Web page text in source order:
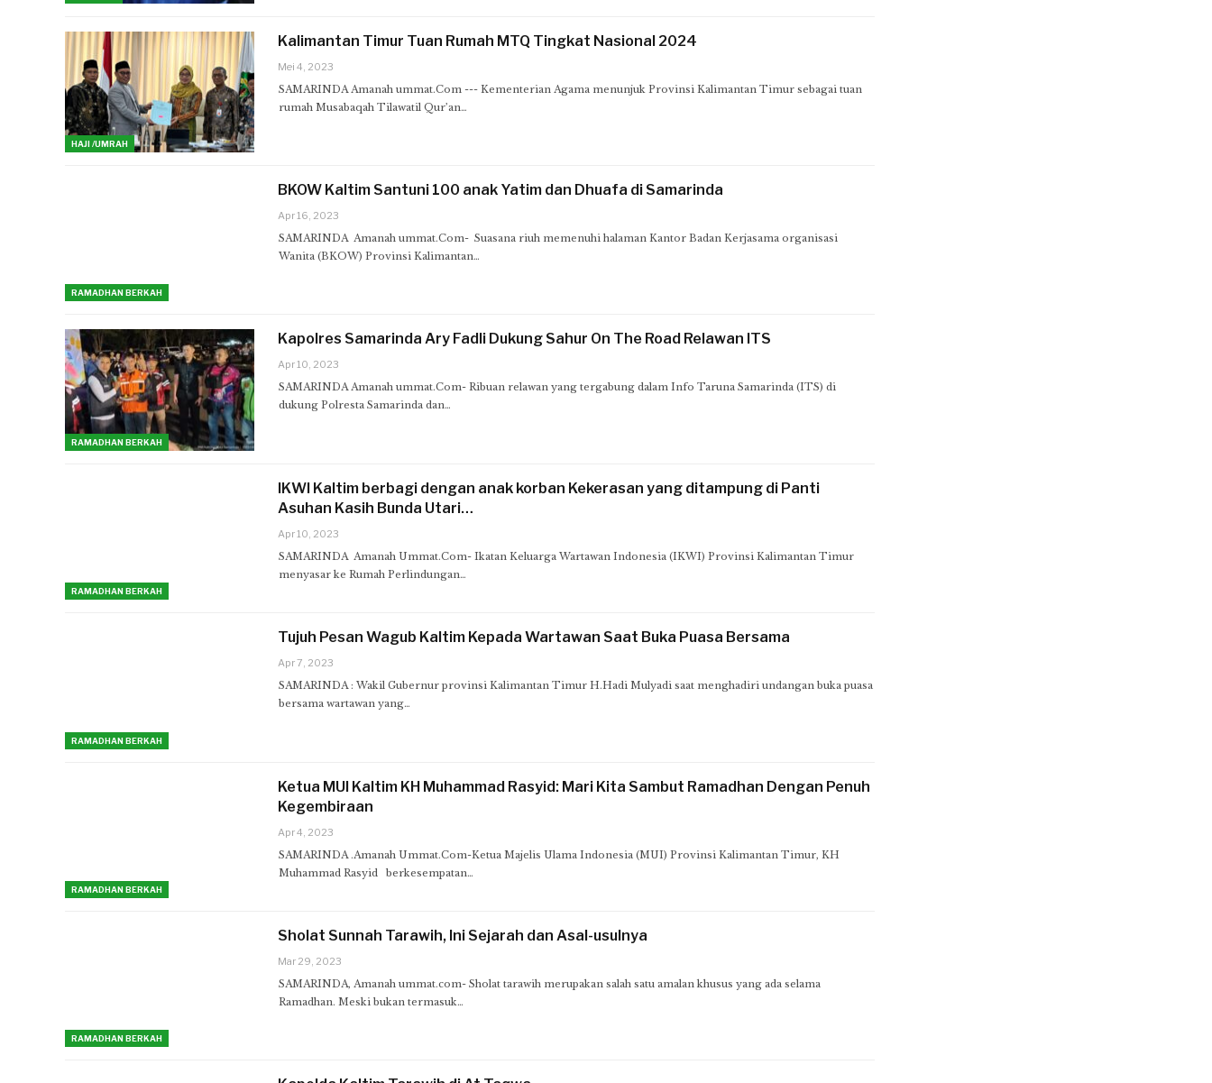
HAJI /UMRAH
Kalimantan Timur Tuan Rumah MTQ Tingkat Nasional 2024
Mei 4, 2023
SAMARINDA Amanah ummat.Com --- Kementerian Agama menunjuk Provinsi Kalimantan Timur sebagai tuan
rumah Musabaqah Tilawatil Qur’an…
RAMADHAN BERKAH
BKOW Kaltim Santuni 100 anak Yatim dan Dhuafa di Samarinda
Apr 16, 2023
SAMARINDA Amanah ummat.Com- Suasana riuh memenuhi halaman Kantor Badan Kerjasama organisasi
Wanita (BKOW) Provinsi Kalimantan…
RAMADHAN BERKAH
Kapolres Samarinda Ary Fadli Dukung Sahur On The Road Relawan ITS
Apr 10, 2023
SAMARINDA Amanah ummat.Com- Ribuan relawan yang tergabung dalam Info Taruna Samarinda (ITS) di
dukung Polresta Samarinda dan…
RAMADHAN BERKAH
IKWI Kaltim berbagi dengan anak korban Kekerasan yang ditampung di Panti
Asuhan Kasih Bunda Utari…
Apr 10, 2023
SAMARINDA Amanah Ummat.Com- Ikatan Keluarga Wartawan Indonesia (IKWI) Provinsi Kalimantan Timur
menyasar ke Rumah Perlindungan…
RAMADHAN BERKAH
Tujuh Pesan Wagub Kaltim Kepada Wartawan Saat Buka Puasa Bersama
Apr 7, 2023
SAMARINDA : Wakil Gubernur provinsi Kalimantan Timur H.Hadi Mulyadi saat menghadiri undangan buka puasa
bersama wartawan yang…
RAMADHAN BERKAH
Ketua MUI Kaltim KH Muhammad Rasyid: Mari Kita Sambut Ramadhan Dengan Penuh
Kegembiraan
Apr 4, 2023
SAMARINDA .Amanah Ummat.Com-Ketua Majelis Ulama Indonesia (MUI) Provinsi Kalimantan Timur, KH
Muhammad Rasyid berkesempatan…
RAMADHAN BERKAH
Sholat Sunnah Tarawih, Ini Sejarah dan Asal-usulnya
Mar 29, 2023
SAMARINDA, Amanah ummat.com- Sholat tarawih merupakan salah satu amalan khusus yang ada selama
Ramadhan. Meski bukan termasuk…